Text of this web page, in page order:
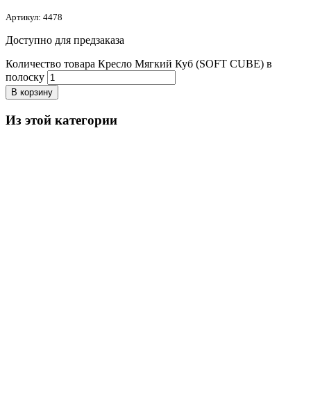
Артикул: 4478
Доступно для предзаказа
Количество товара Кресло Мягкий Куб (SOFT CUBE) в
полоску
В корзину
Из этой категории